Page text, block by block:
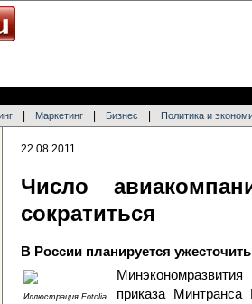
Маркетинг Бизнес Политика и
22.08.2011
Число
сократиться
В России планируется
Иллюстрация Fotolia
приказа